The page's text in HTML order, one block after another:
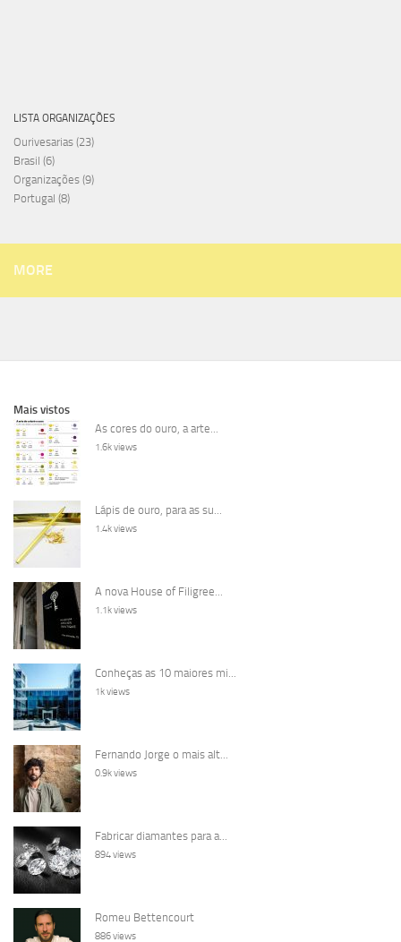
LISTA ORGANIZAÇÕES
Ourivesarias (23)
Brasil (6)
Organizações (9)
Portugal (8)
MORE
Mais vistos
As cores do ouro, a arte...
1.6k views
Lápis de ouro, para as su...
1.4k views
A nova House of Filigree...
1.1k views
Conheças as 10 maiores mi...
1k views
Fernando Jorge o mais alt...
0.9k views
Fabricar diamantes para a...
894 views
Romeu Bettencourt
886 views